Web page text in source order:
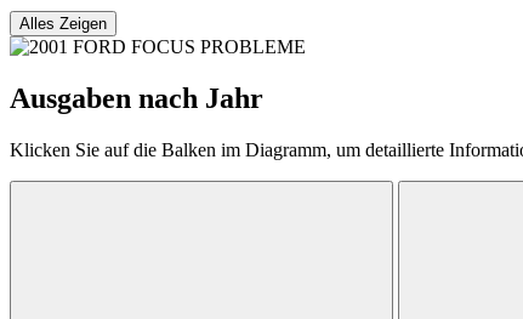
Alles Zeigen
Ausgaben nach Jahr
Klicken Sie auf die Balken im Diagramm, um detaillierte